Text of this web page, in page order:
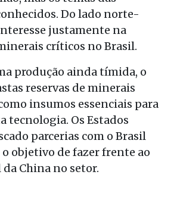
Do lado norte-
justamente na
críticos no Brasil.
produção ainda tímida, o
reservas de minerais
insumos essenciais para
tecnologia. Os Estados
parcerias com o Brasil
o objetivo de fazer frente ao
China no setor.